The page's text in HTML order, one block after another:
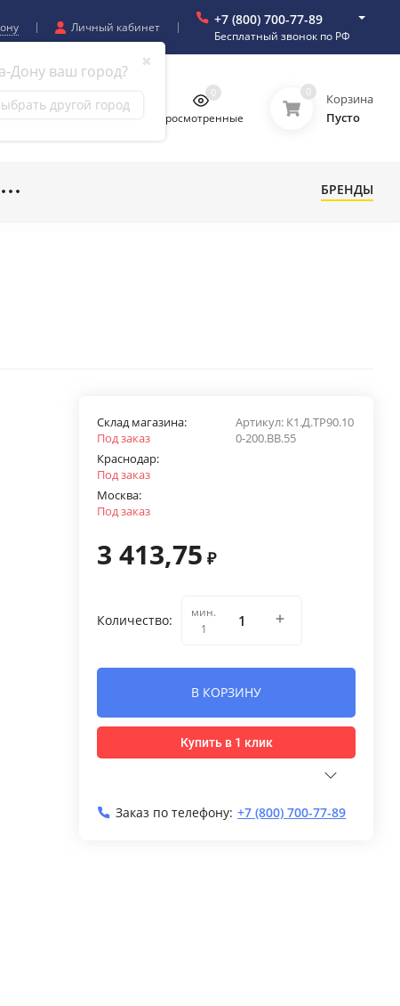
✖
Дону ваш город?
другой город
Личный кабинет +7 (800) 700-77-89
Бесплатный звонок по РФ
Просмотренные
0 0
Корзина
Пусто
БРЕНДЫ
Артикул: К1.Д.ТР90.10
0-200.ВВ.55
Склад магазина:
Под заказ
Краснодар:
Под заказ
Москва:
Под заказ
3 413,75 ₽
Количество:
мин.
1
В КОРЗИНУ
Купить в 1 клик
Заказ по телефону: +7 (800) 700-77-89